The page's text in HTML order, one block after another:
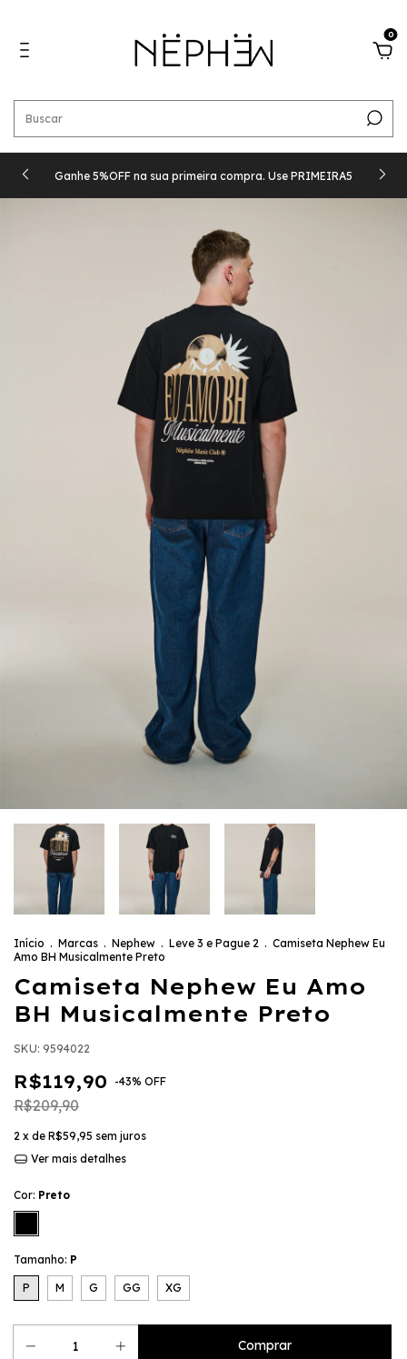
0
Ganhe 5%OFF na sua primeira compra. Use PRIMEIRA5
Início . Marcas . Nephew . Leve 3 e Pague 2 . Camiseta Nephew Eu
Amo BH Musicalmente Preto
Camiseta Nephew Eu Amo
BH Musicalmente Preto
SKU: 9594022
R$119,90 -43% OFF
R$209,90
2 x de R$59,95 sem juros
Ver mais detalhes
Cor: Preto
Tamanho: P
P M G GG XG